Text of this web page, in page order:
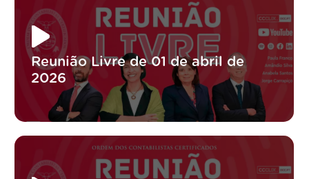
Reunião Livre de 01 de abril de
2026